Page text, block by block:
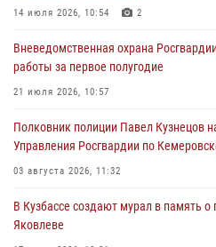
Росгвардейцы задержали нарушителя
04 августа 2026, 07:41
Кемеровские росгвардейцы пресекли
04 августа 2026, 06:32
14 июля 2026, 10:54 2
Вневедомственная охрана
работы за первое полугодие
21 июля 2026, 10:57
Полковник полиции Павел Кузнецов
Управления Росгвардии по
03 августа 2026, 11:32
В Кузбассе создают мурал в память
Яковлеве